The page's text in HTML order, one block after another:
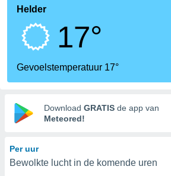
door
verstrekte
hoge
hebt de
voor
op basis
Helder
17°
Gevoelstemperatuur 17°
Download GRATIS de app van
Meteored!
Per uur
Bewolkte lucht in de komende uren